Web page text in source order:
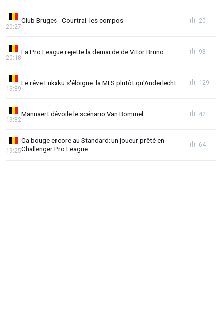
Club Bruges - Courtrai: les compos
20:27
20
La Pro League rejette la demande de Vitor Bruno
20:18
93
Le rêve Lukaku s'éloigne: la MLS plutôt qu'Anderlecht
19:39
129
Mannaert dévoile le scénario Van Bommel
19:32
42
Ca bouge encore au Standard: un joueur prêté en
Challenger Pro League
19:25
64